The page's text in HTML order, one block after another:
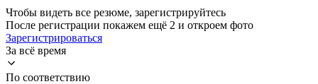
Чтобы видеть все резюме, зарегистрируйтесь
После регистрации покажем ещё 2 и откроем фото
Зарегистрироваться
За всё время
По соответствию